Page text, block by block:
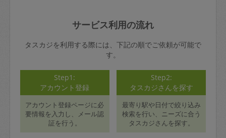
サービス利用の流れ
タスカジを利用する際には、下記の順でご依頼が可能で
す。
Step1:
アカウント登録
アカウント登録ページに必
要情報を入力し、メール認
証を行う。
Step2:
タスカジさんを探す
最寄り駅や日付で絞り込み
検索を行い、ニーズに合う
タスカジさんを探す。